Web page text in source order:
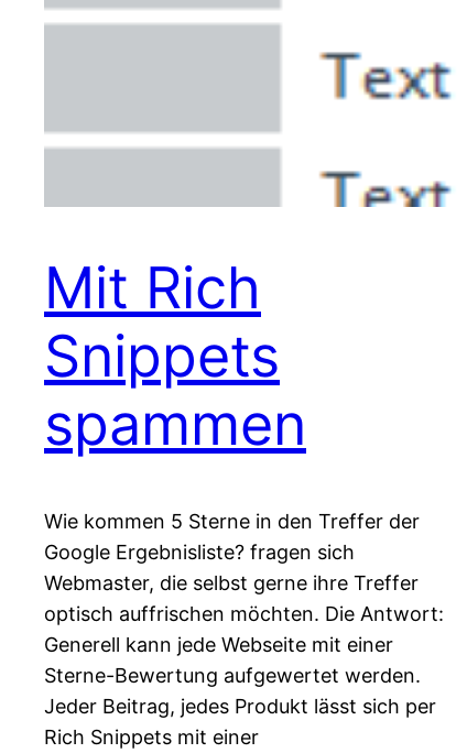
Mit Rich
Snippets
spammen
Wie kommen 5 Sterne in den Treffer der
Google Ergebnisliste? fragen sich
Webmaster, die selbst gerne ihre Treffer
optisch auffrischen möchten. Die Antwort:
Generell kann jede Webseite mit einer
Sterne-Bewertung aufgewertet werden.
Jeder Beitrag, jedes Produkt lässt sich per
Rich Snippets mit einer